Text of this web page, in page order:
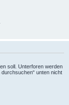
soll. Unterforen werden
unten nicht